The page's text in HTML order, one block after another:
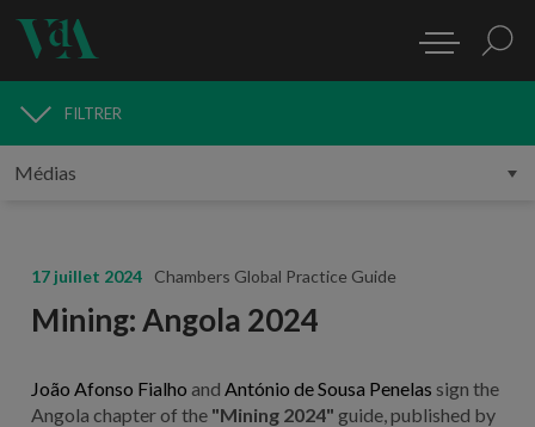
MÉDIAS
FILTRER
17 juillet 2024 Chambers Global Practice Guide
Mining: Angola 2024
João Afonso Fialho and António de Sousa Penelas sign the
Angola chapter of the "Mining 2024" guide, published by